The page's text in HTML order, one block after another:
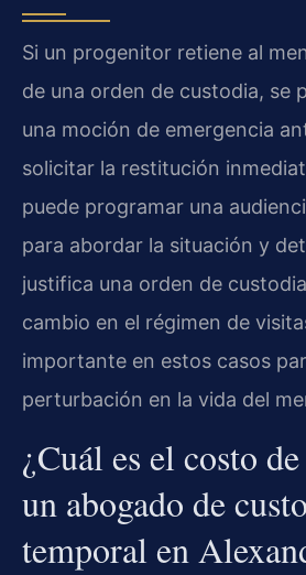
Si un progenitor retiene al
de una orden de custodia, se
una moción de emergencia
solicitar la restitución
puede programar una
para abordar la situación y
justifica una orden de
cambio en el régimen de
importante en estos casos
perturbación en la vida del
¿Cuál es el costo
un abogado de
temporal en